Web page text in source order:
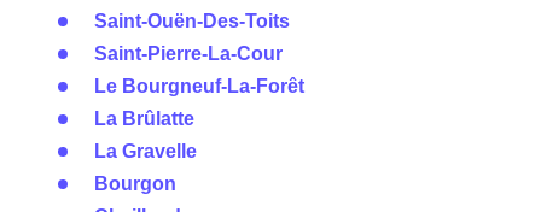
Saint-Ouën-Des-Toits
Saint-Pierre-La-Cour
Le Bourgneuf-La-Forêt
La Brûlatte
La Gravelle
Bourgon